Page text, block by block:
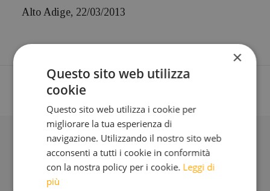
Alto Adige, 22/03/2013
BLOG
×
Questo sito web utilizza
cookie
Questo sito web utilizza i cookie per
migliorare la tua esperienza di
navigazione. Utilizzando il nostro sito web
acconsenti a tutti i cookie in conformità
con la nostra policy per i cookie. Leggi di
più